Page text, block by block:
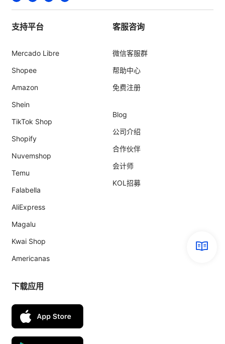
支持平台
Mercado Libre
Shopee
Amazon
Shein
TikTok Shop
Shopify
Nuvemshop
Temu
Falabella
AliExpress
Magalu
Kwai Shop
Americanas
客服咨询
微信客服群
帮助中心
免费注册
Blog
公司介绍
合作伙伴
会计师
KOL招募
下载应用